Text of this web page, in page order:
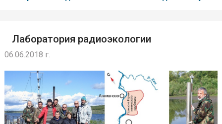
Лаборатория радиоэкологии
06.06.2018 г.